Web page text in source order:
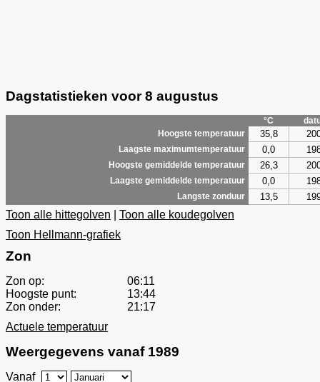
Dagstatistieken voor 8 augustus
°C
Hoogste temperatuur
35,8
Laagste maximumtemperatuur 0,0
Hoogste gemiddelde temperatuur 26,3
Laagste gemiddelde temperatuur 0,0
Langste zonduur 13,5
Toon alle hittegolven
Toon alle koudegolven
Toon Hellmann-grafiek
Zon
Zon op:
06:11
Hoogste punt:
13:44
Zon onder:
21:17
Actuele temperatuur
Weergegevens vanaf 1989
Vanaf